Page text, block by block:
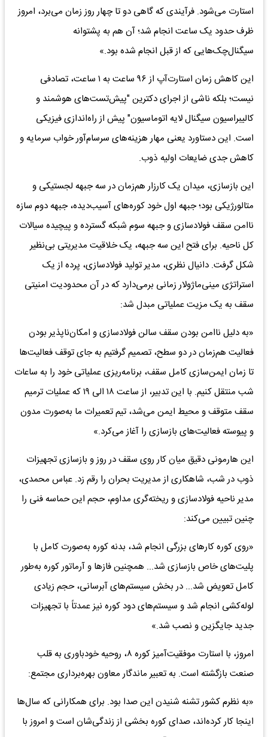
استارت می‌شود. فرآیندی که گاهی دو تا چهار روز زمان می‌برد، امروز
ظرف حدود یک ساعت انجام شد؛ آن هم به پشتوانه
سیگنال‌چک‌هایی که از قبل انجام شده بود.»
این کاهش زمان استارت‌آپ از ۹۶ ساعت به ۱ ساعت، تصادفی
نیست؛ بلکه ناشی از اجرای دکترین "پیش‌تست‌های هوشمند و
کالیبراسیون سیگنال لایه اتوماسیون" پیش از راه‌اندازی فیزیکی
است. این دستاورد یعنی مهار هزینه‌های سرسام‌آور خواب سرمایه و
کاهش جدی ضایعات اولیه ذوب.
این بازسازی، میدان یک کارزار هم‌زمان در سه جبهه لجستیکی و
متالورژیکی بود؛ جبهه اول خود کوره‌های آسیب‌دیده، جبهه دوم سازه
ناامن سقف فولادسازی و جبهه سوم شبکه گسترده و پیچیده سیالات
کل ناحیه. برای فتح این سه جبهه، یک خلاقیت مدیریتی بی‌نظیر
شکل گرفت. دانیال نظری، مدیر تولید فولادسازی، پرده از یک
استراتژی مینی‌ماژولار زمانی برمی‌دارد که در آن محدودیت امنیتی
سقف به یک مزیت عملیاتی مبدل شد:
«به دلیل ناامن بودن سقف سالن فولادسازی و امکان‌ناپذیر بودن
فعالیت هم‌زمان در دو سطح، تصمیم گرفتیم به جای توقف فعالیت‌ها
تا زمان ایمن‌سازی کامل سقف، برنامه‌ریزی عملیاتی خود را به ساعات
شب منتقل کنیم. با این تدبیر، از ساعت ۱۸ الی ۱۹ که عملیات ترمیم
سقف متوقف و محیط ایمن می‌شد، تیم تعمیرات ما به‌صورت مدون
و پیوسته فعالیت‌های بازسازی را آغاز می‌کرد.»
این هارمونی دقیق میان کار روی سقف در روز و بازسازی تجهیزات
ذوب در شب، شاهکاری از مدیریت بحران را رقم زد. عباس محمدی،
مدیر ناحیه فولادسازی و ریخته‌گری مداوم، حجم این حماسه فنی را
چنین تبیین می‌کند:
«روی کوره کارهای بزرگی انجام شد، بدنه کوره به‌صورت کامل با
پلیت‌های خاص بازسازی شد... همچنین فازها و آرماتور کوره به‌طور
کامل تعویض شد... در بخش سیستم‌های آبرسانی، حجم زیادی
لوله‌کشی انجام شد و سیستم‌های دود کوره نیز عمدتاً با تجهیزات
جدید جایگزین و نصب شد.»
امروز، با استارت موفقیت‌آمیز کوره ۸، روحیه خودباوری به قلب
صنعت بازگشته است. به تعبیر ماندگار معاون بهره‌برداری مجتمع:
«به نظرم کشور تشنه شنیدن این صدا بود. برای همکارانی که سال‌ها
اینجا کار کرده‌اند، صدای کوره بخشی از زندگی‌شان است و امروز با